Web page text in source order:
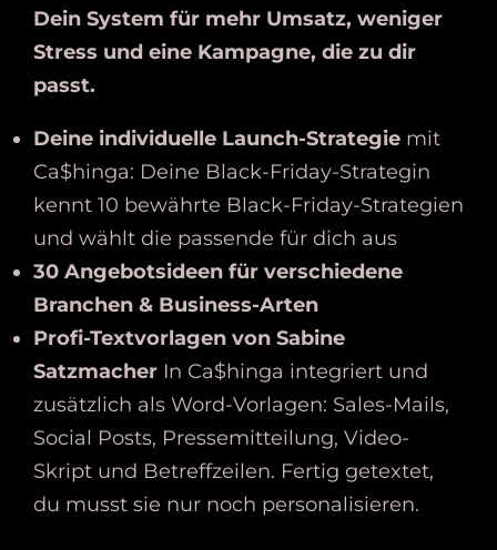
Dein System für mehr Umsatz, weniger
Stress und eine Kampagne, die zu dir
passt.
Deine individuelle Launch-Strategie mit
Ca$hinga: Deine Black-Friday-Strategin
kennt 10 bewährte Black-Friday-Strategien
und wählt die passende für dich aus
30 Angebotsideen für verschiedene
Branchen & Business-Arten
Profi-Textvorlagen von Sabine
Satzmacher In Ca$hinga integriert und
zusätzlich als Word-Vorlagen: Sales-Mails,
Social Posts, Pressemitteilung, Video-
Skript und Betreffzeilen. Fertig getextet,
du musst sie nur noch personalisieren.